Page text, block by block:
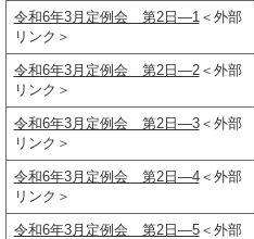
令和6年3月定例会 第2日―1 ＜外部
リンク＞
令和6年3月定例会 第2日―2＜外部
リンク＞
令和6年3月定例会 第2日―3＜外部
リンク＞
令和6年3月定例会 第2日―4＜外部
リンク＞
令和6年3月定例会 第2日―5＜外部